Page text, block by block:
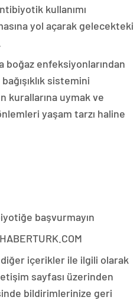
kullanımı
yol açarak gelecekteki
boğaz enfeksiyonlarından
sistemini
kurallarına uymak ve
yaşam tarzı haline
başvurmayın
içerikler ile ilgili olarak
sayfası üzerinden
bildirimlerinize geri